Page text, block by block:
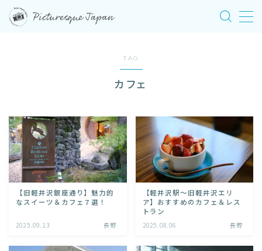
長野
運営者情報
TAG
カフェ
【旧軽井沢銀座通り】魅力的
なスイーツ＆カフェ７選！
2025.09.13 長野
【軽井沢駅〜旧軽井沢エリ
ア】おすすめのカフェ＆レス
トラン
2025.08.06 長野